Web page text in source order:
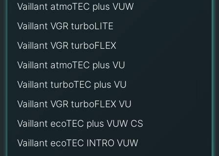
Vaillant atmoTEC plus VUW
Vaillant VGR turboLITE
Vaillant VGR turboFLEX
Vaillant atmoTEC plus VU
Vaillant turboTEC plus VU
Vaillant VGR turboFLEX VU
Vaillant ecoTEC plus VUW CS
Vaillant ecoTEC INTRO VUW